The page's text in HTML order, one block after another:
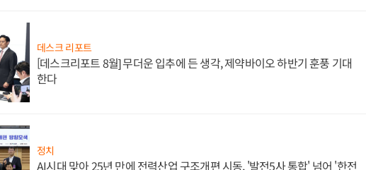
데스크 리포트
[데스크리포트 8월] 무더운 입추에 든 생각, 제약바이오 하반기 훈풍 기대
한다
정치
AI시대 맞아 25년 만에 전력산업 구조개편 시동, '발전5사 통합' 넘어 '한전